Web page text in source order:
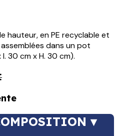
hauteur, en PE recyclable et
dans un pot
30 cm x H. 30 cm).
▾